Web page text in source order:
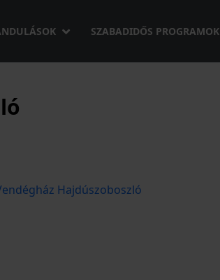
SZABADIDŐS PROGRAMOK